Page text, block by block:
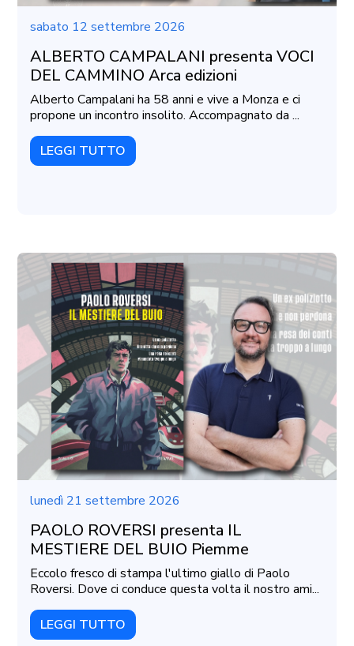
sabato 12 settembre 2026
ALBERTO CAMPALANI presenta VOCI
DEL CAMMINO Arca edizioni
Alberto Campalani ha 58 anni e vive a Monza e ci
propone un incontro insolito. Accompagnato da ...
LEGGI TUTTO
lunedì 21 settembre 2026
PAOLO ROVERSI presenta IL
MESTIERE DEL BUIO Piemme
Eccolo fresco di stampa l'ultimo giallo di Paolo
Roversi. Dove ci conduce questa volta il nostro ami...
LEGGI TUTTO